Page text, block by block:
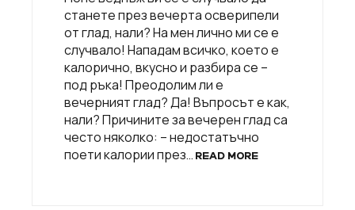
станете през вечерта осверипели
от глад, нали? На мен лично ми се е
случвало! Нападам всичко, което е
калорично, вкусно и разбира се –
под ръка! Преодолим ли е
вечерният глад? Да! Въпросът е как,
нали? Причините за вечерен глад са
често няколко: – недостатъчно
поети калории през… READ MORE